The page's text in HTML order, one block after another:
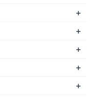
+
+
+
+
+